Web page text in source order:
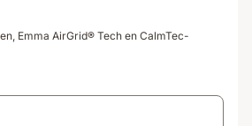
Emma AirGrid® Tech en CalmTec-